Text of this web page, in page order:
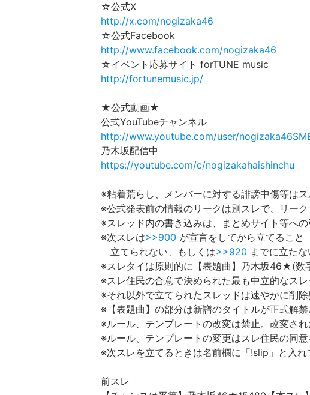
☆公式X
http://x.com/nogizaka46
☆公式Facebook
http://www.facebook.com/nogizaka46
☆イベント応募サイト forTUNE music
http://fortunemusic.jp/
★公式動画★
公式YouTubeチャンネル
http://www.youtube.com/user/
乃木坂配信中
https://youtube.com/c/nogizakahaishinchu
※粘着荒らし、メンバーに対する誹謗中傷等は
※公式発表前の情報のリークは別スレで、リー
※スレッド内の書き込みは、まとめサイト等へ
※次スレは>>900 が宣言をしてから立てること
立てられない、もしくは>>920 までに立た
※スレタイは原則的に【表題曲】乃木坂46★(数
※スレ住民の合意で決められた最も中立的なス
※それ以外で立てられたスレッドは速やかに削除
※【表題曲】の部分は新譜のタイトルが正式解禁
※ルール、テンプレートの改変は禁止。改変さ
※ルール、テンプレートの変更はスレ住民の同
※次スレを立てるときは名前欄に「!slip」と入れ
前スレ